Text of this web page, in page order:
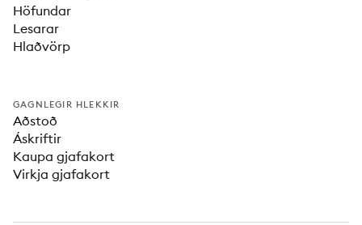
Höfundar
Lesarar
Hlaðvörp
GAGNLEGIR HLEKKIR
Aðstoð
Áskriftir
Kaupa gjafakort
Virkja gjafakort